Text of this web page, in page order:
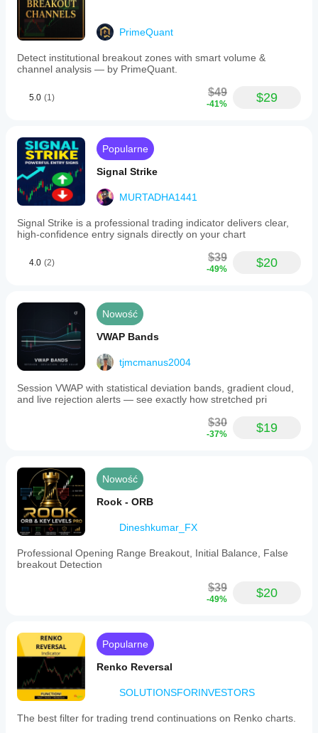
PrimeQuant
Detect institutional breakout zones with smart volume &
channel analysis — by PrimeQuant.
5.0 (1) $49
-41% $29
Popularne
Signal Strike
MURTADHA1441
Signal Strike is a professional trading indicator delivers clear,
high‑confidence entry signals directly on your chart
4.0 (2) $39
-49% $20
Nowość
VWAP Bands
tjmcmanus2004
Session VWAP with statistical deviation bands, gradient cloud,
and live rejection alerts — see exactly how stretched pri
$30
-37% $19
Nowość
Rook - ORB
Dineshkumar_FX
Professional Opening Range Breakout, Initial Balance, False
breakout Detection
$39
-49% $20
Popularne
Renko Reversal
SOLUTIONSFORINVESTORS
The best filter for trading trend continuations on Renko charts.